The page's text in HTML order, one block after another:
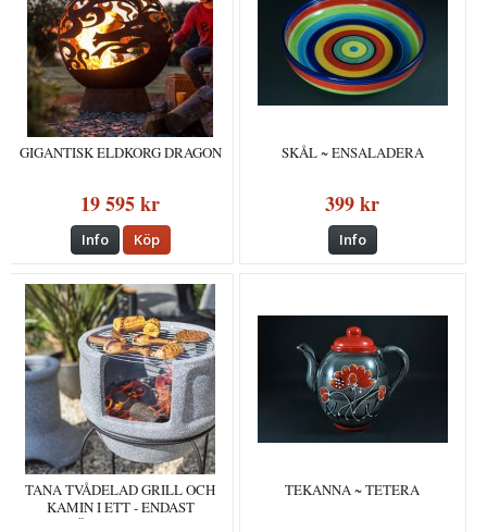
GIGANTISK ELDKORG DRAGON
19 595 kr
Info Köp
SKÅL ~ ENSALADERA
399 kr
Info
TANA TVÅDELAD GRILL OCH
KAMIN I ETT - ENDAST
UPPHÄMTNING I BUTIK!
TEKANNA ~ TETERA